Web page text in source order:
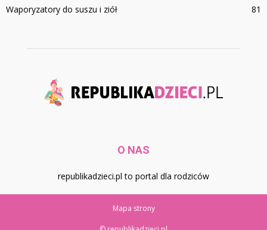
Waporyzatory do suszu i ziół
81
O NAS
republikadzieci.pl to portal dla rodziców
Mapa strony